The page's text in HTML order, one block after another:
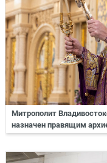
Митрополит
назначен правящим